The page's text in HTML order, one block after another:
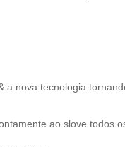
nova tecnologia
ao slove todos